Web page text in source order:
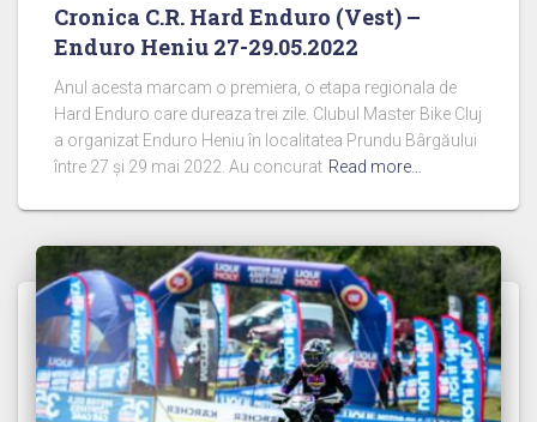
Cronica C.R. Hard Enduro (Vest) –
Enduro Heniu 27-29.05.2022
Anul acesta marcam o premiera, o etapa regionala de
Hard Enduro care dureaza trei zile. Clubul Master Bike Cluj
a organizat Enduro Heniu în localitatea Prundu Bârgăului
între 27 și 29 mai 2022. Au concurat Read more…